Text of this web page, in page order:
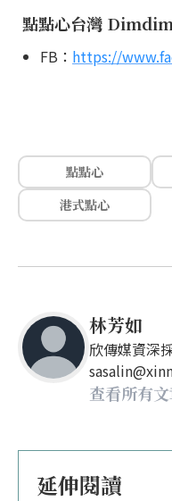
點點心台灣
FB： https://
點點心
港式點心
林芳如
欣傳媒資深
查看所有
延伸閱讀